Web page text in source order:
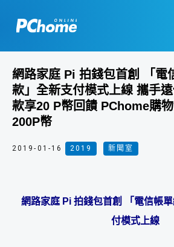
網路家庭 Pi 拍錢包首創 「電
款」全新支付模式上線 攜手
款享20 P幣回饋 PChome購
200P幣
2019-01-16 2019 新聞室
網路家庭 Pi 拍錢包首創
「電信帳
付模式上線